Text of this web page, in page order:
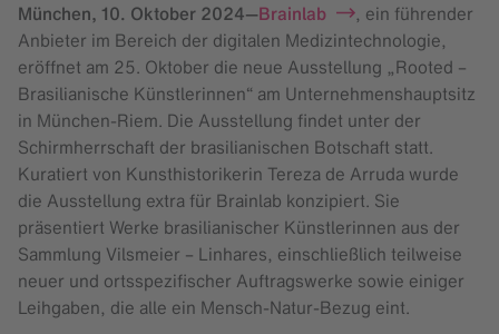
München, 10. Oktober 2024—Brainlab
, ein führender
Anbieter im Bereich der digitalen Medizintechnologie,
eröffnet am 25. Oktober die neue Ausstellung „Rooted –
Brasilianische Künstlerinnen“ am Unternehmenshauptsitz
in München-Riem. Die Ausstellung findet unter der
Schirmherrschaft der brasilianischen Botschaft statt.
Kuratiert von Kunsthistorikerin Tereza de Arruda wurde
die Ausstellung extra für Brainlab konzipiert. Sie
präsentiert Werke brasilianischer Künstlerinnen aus der
Sammlung Vilsmeier – Linhares, einschließlich teilweise
neuer und ortsspezifischer Auftragswerke sowie einiger
Leihgaben, die alle ein Mensch-Natur-Bezug eint.